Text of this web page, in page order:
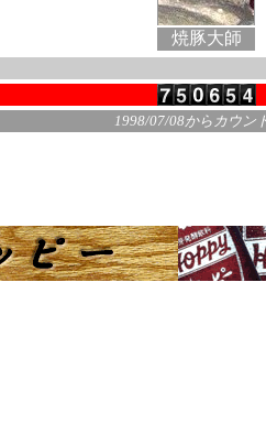
焼豚大師
1998/07/08からカウン